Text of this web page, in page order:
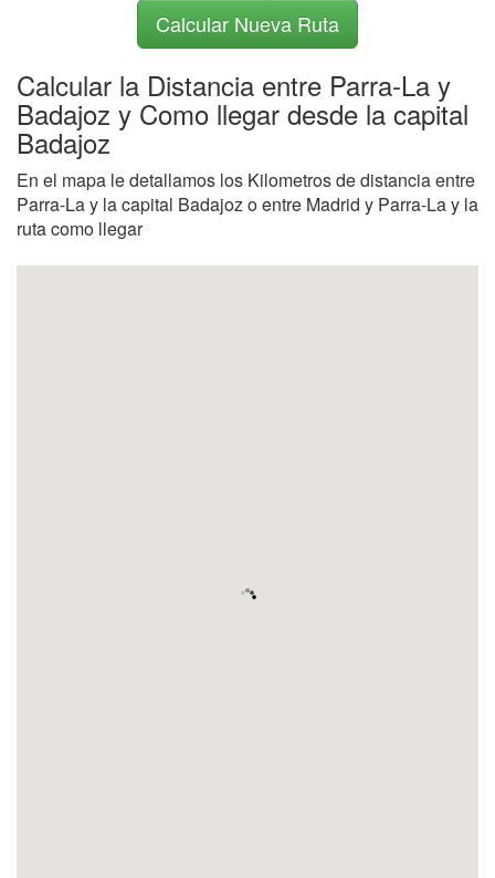
Calcular Nueva Ruta
Calcular la Distancia entre Parra-La y
Badajoz y Como llegar desde la capital
Badajoz
En el mapa le detallamos los Kilometros de distancia entre
Parra-La y la capital Badajoz o entre Madrid y Parra-La y la
ruta como llegar